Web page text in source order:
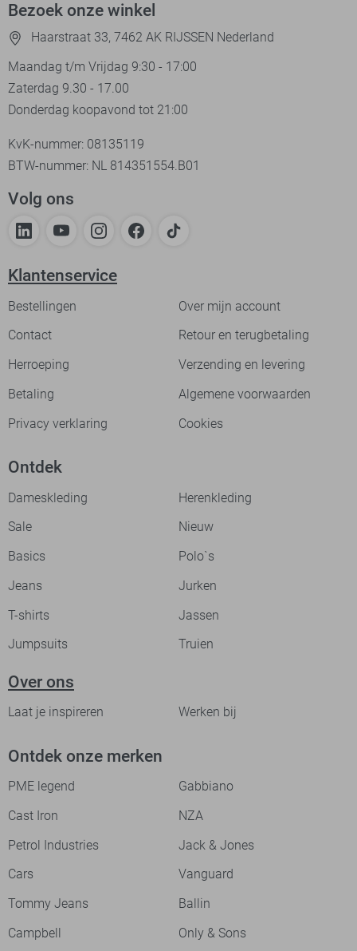
Bezoek onze winkel
Haarstraat 33, 7462 AK RIJSSEN Nederland
Maandag t/m Vrijdag 9:30 - 17:00
Zaterdag 9.30 - 17.00
Donderdag koopavond tot 21:00
KvK-nummer: 08135119
BTW-nummer: NL 814351554.B01
Volg ons
Klantenservice
Bestellingen
Over mijn account
Contact
Retour en terugbetaling
Herroeping
Verzending en levering
Betaling
Algemene voorwaarden
Privacy verklaring
Cookies
Ontdek
Dameskleding
Herenkleding
Sale
Nieuw
Basics
Polo`s
Jeans
Jurken
T-shirts
Jassen
Jumpsuits
Truien
Over ons
Laat je inspireren Werken bij
Ontdek onze merken
PME legend
Gabbiano
Cast Iron
NZA
Petrol Industries
Jack & Jones
Cars
Vanguard
Tommy Jeans
Ballin
Campbell
Only & Sons